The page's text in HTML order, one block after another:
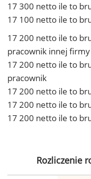
17 300 netto ile to
17 100 netto ile to
17 200 netto ile to
pracownik innej firmy
17 200 netto ile to
pracownik
17 200 netto ile to
17 200 netto ile to
17 200 netto ile to
Rozliczenie